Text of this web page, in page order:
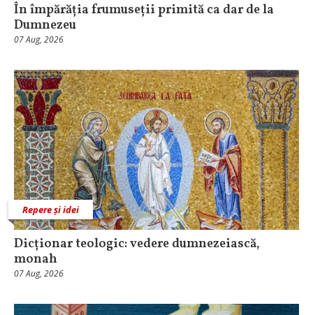
În împărăția frumuseții primită ca dar de la
Dumnezeu
07 Aug, 2026
Repere și idei
Dicționar teologic: vedere dumnezeiască,
monah
07 Aug, 2026